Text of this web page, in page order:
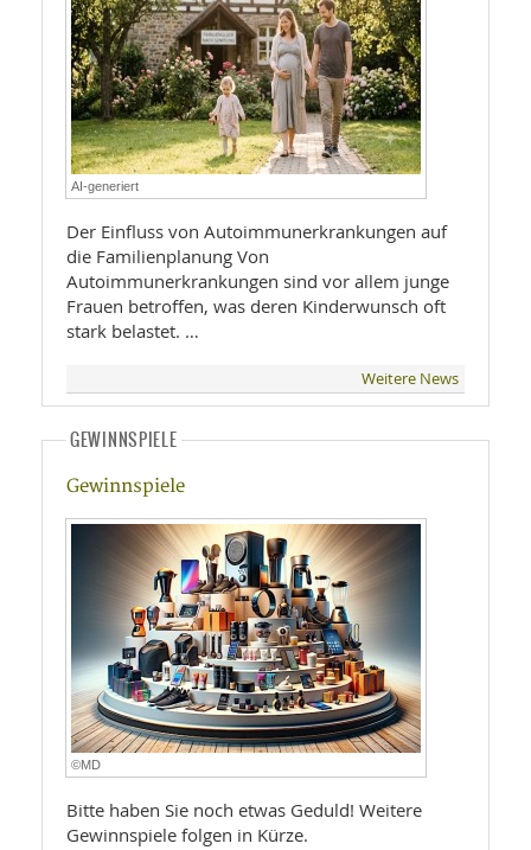
AI-generiert
Der Einfluss von Autoimmunerkrankungen auf
die Familienplanung Von
Autoimmunerkrankungen sind vor allem junge
Frauen betroffen, was deren Kinderwunsch oft
stark belastet. …
Weitere News
GEWINNSPIELE
Gewinnspiele
©MD
Bitte haben Sie noch etwas Geduld! Weitere
Gewinnspiele folgen in Kürze.